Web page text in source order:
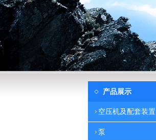
产品展示
空压机及配套装置
泵